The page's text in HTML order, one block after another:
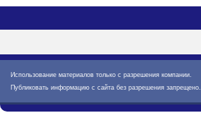
Использование материалов только с разрешения компании.
Публиковать информацию с сайта без разрешения запрещено.